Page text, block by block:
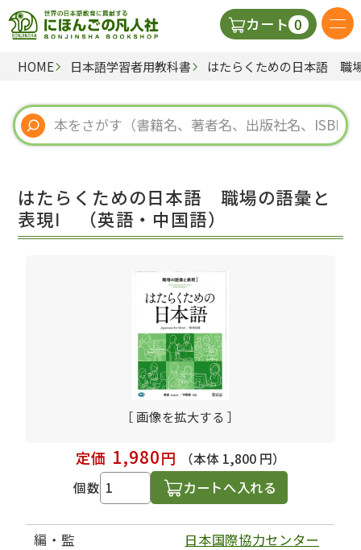
カート 0
日本語の教科書
視聴覚・補助教材
教師用参考書
HOME 日本語学習者用教科書 はたらくための日本語 職
はたらくための日本語 職場の語彙と
表現Ⅰ （英語・中国語）
［ 画像を拡大する ］
定価 1,980円
（本体 1,800 円）
個数
カートへ入れる
編・監
日本国際協力センター